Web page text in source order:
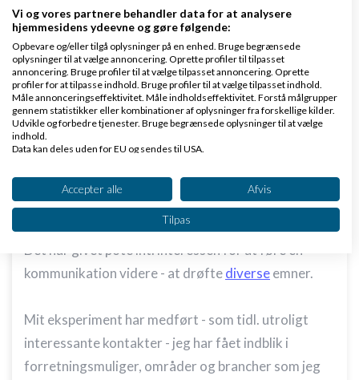
Først og fremmest har jeg sørget for at have så
udførlige profiler som overhovedet muligt i eks.
MSN Messenger, Yahoo,Skype- og memberprofiler
på eks.Ryze.comogMingler.dk
Derudover linker jeg aktivt til min "personlige" side,
enblogsom ikke er en blog (www.burholt.dk
har smækket en bred variation af billeder op, som
viser lidt fra min "hverdag"...
Det har givet pote iht. interessen for at føre en
kommunikation videre - at drøftediverseemner.
Mit eksperiment har medført - som tidl. utroligt
interessante kontakter - jeg har fået indblik i
forretningsmuliger, områder og brancher som jeg
Vi og vores partnere behandler data for at analysere
hjemmesidens ydeevne og gøre følgende:
Opbevare og/eller tilgå oplysninger på en enhed. Bruge begrænsede
oplysninger til at vælge annoncering. Oprette profiler til tilpasset
annoncering. Bruge profiler til at vælge tilpasset annoncering. Oprette
profiler for at tilpasse indhold. Bruge profiler til at vælge tilpasset indhold.
Måle annonceringseffektivitet. Måle indholdseffektivitet. Forstå målgrupper
gennem statistikker eller kombinationer af oplysninger fra forskellige kilder.
Udvikle og forbedre tjenester. Bruge begrænsede oplysninger til at vælge
indhold.
Data kan deles uden for EU og sendes til USA.
Se partnerliste (2 IAB-leverandører)
Vi bruger dine data til følgende formål:
IAB's behandlingsformål:
Opbevare og/eller tilgå oplysninger på en
annoncering
Oprette profiler til tilpasset annoncering
Accepter alle Afvis
Tilpas